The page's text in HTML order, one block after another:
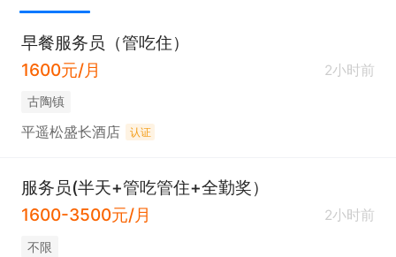
早餐服务员（管吃住）
1600元/月
2小时前
古陶镇
平遥松盛长酒店 认证
服务员(半天+管吃管住+全勤奖）
1600-3500元/月
2小时前
不限